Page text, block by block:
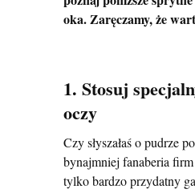
oka. Zaręczamy, że
1. Stosuj
oczy
Czy słyszałaś o pudrze
bynajmniej fanaberia
tylko bardzo przydatny